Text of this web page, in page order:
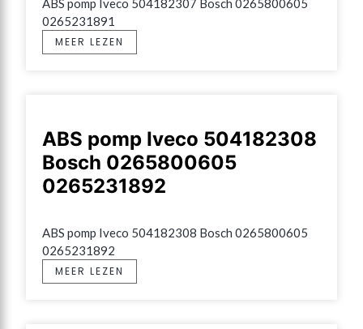
ABS pomp Iveco 504182307 Bosch 0265800605
0265231891
MEER LEZEN
ABS pomp Iveco 504182308
Bosch 0265800605
0265231892
ABS pomp Iveco 504182308 Bosch 0265800605
0265231892
MEER LEZEN